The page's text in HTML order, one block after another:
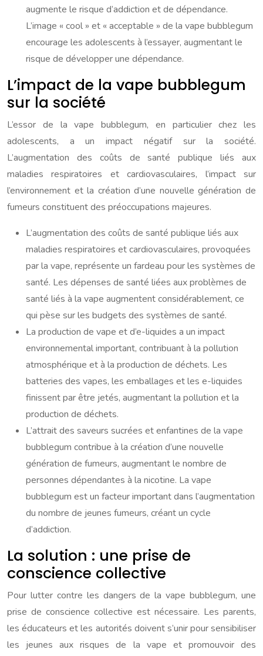
augmente le risque d’addiction et de dépendance.
L’image « cool » et « acceptable » de la vape bubblegum
encourage les adolescents à l’essayer, augmentant le
risque de développer une dépendance.
L’impact de la vape bubblegum
sur la société
L’essor de la vape bubblegum, en particulier chez les
adolescents, a un impact négatif sur la société.
L’augmentation des coûts de santé publique liés aux
maladies respiratoires et cardiovasculaires, l’impact sur
l’environnement et la création d’une nouvelle génération de
fumeurs constituent des préoccupations majeures.
L’augmentation des coûts de santé publique liés aux
maladies respiratoires et cardiovasculaires, provoquées
par la vape, représente un fardeau pour les systèmes de
santé. Les dépenses de santé liées aux problèmes de
santé liés à la vape augmentent considérablement, ce
qui pèse sur les budgets des systèmes de santé.
La production de vape et d’e-liquides a un impact
environnemental important, contribuant à la pollution
atmosphérique et à la production de déchets. Les
batteries des vapes, les emballages et les e-liquides
finissent par être jetés, augmentant la pollution et la
production de déchets.
L’attrait des saveurs sucrées et enfantines de la vape
bubblegum contribue à la création d’une nouvelle
génération de fumeurs, augmentant le nombre de
personnes dépendantes à la nicotine. La vape
bubblegum est un facteur important dans l’augmentation
du nombre de jeunes fumeurs, créant un cycle
d’addiction.
La solution : une prise de
conscience collective
Pour lutter contre les dangers de la vape bubblegum, une
prise de conscience collective est nécessaire. Les parents,
les éducateurs et les autorités doivent s’unir pour sensibiliser
les jeunes aux risques de la vape et promouvoir des